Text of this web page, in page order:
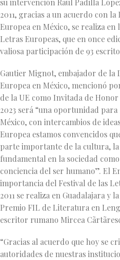
su intervención Raúl Padilla
2011, gracias a un acuerdo con
Europea en México, se realiza en
Letras Europeas, que en once
valiosa participación de 93
Gautier Mignot, embajador de la
Europea en México, mencionó
de la UE como Invitada de
2023 será “una oportunidad
México, con intercambios de
Europea estamos convencidos
parte importante de la cultura,
fundamental en la sociedad
conciencia del ser humano”. El
importancia del Festival de las
2011 se realiza en Guadalajara y
Premio FIL de Literatura en
escritor rumano Mircea
“Gracias al acuerdo que hoy se
autoridades de nuestras